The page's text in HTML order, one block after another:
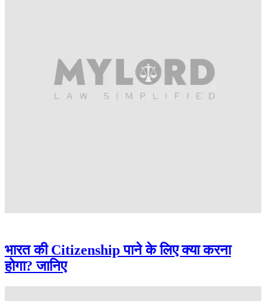
भारत की Citizenship पाने के लिए क्या करना
होगा? जानिए